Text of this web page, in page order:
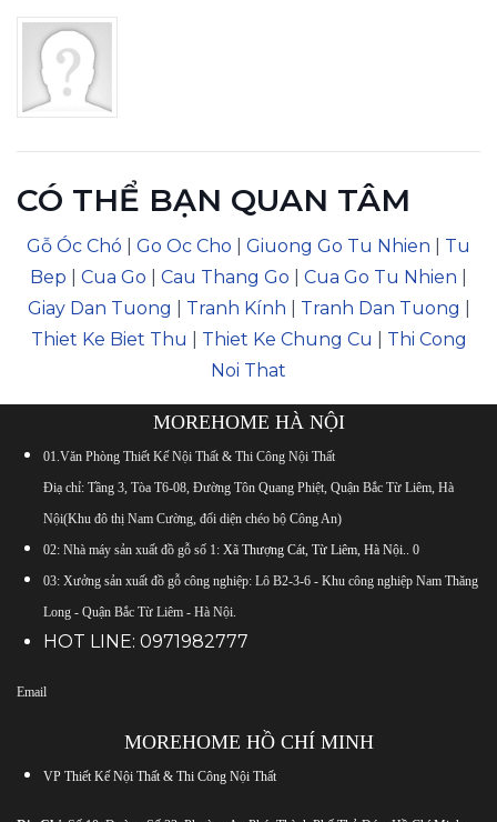
CÓ THỂ BẠN QUAN TÂM
Gỗ Óc Chó Go Oc Cho Giuong Go Tu Nhien
Tu
Bep
Cua Go Cau Thang Go Cua Go Tu Nhien
Giay Dan Tuong
Tranh Kính Tranh Dan Tuong
Thiet Ke Biet Thu
Thiet Ke Chung Cu
Thi Cong
Noi That
MOREHOME HÀ NỘI
01.Văn Phòng Thiết Kế Nội Thất & Thi Công Nội Thất
Điạ chỉ: Tầng 3, Tòa T6-08, Đường Tôn Quang Phiệt, Quận Bắc Từ Liêm, Hà
Nội(Khu đô thị Nam Cường, đối diện chéo bộ Công An)
02: Nhà máy sản xuất đồ gỗ số 1: Xã Thượng Cát, Từ Liêm, Hà Nội.. 0
03: Xưởng sản xuất đồ gỗ công nghiệp: Lô B2-3-6 - Khu công nghiệp Nam Thăng
Long - Quận Bắc Từ Liêm - Hà Nội.
HOT LINE: 0971982777
Email
MOREHOME HỒ CHÍ MINH
VP Thiết Kế Nội Thất & Thi Công Nội Thất